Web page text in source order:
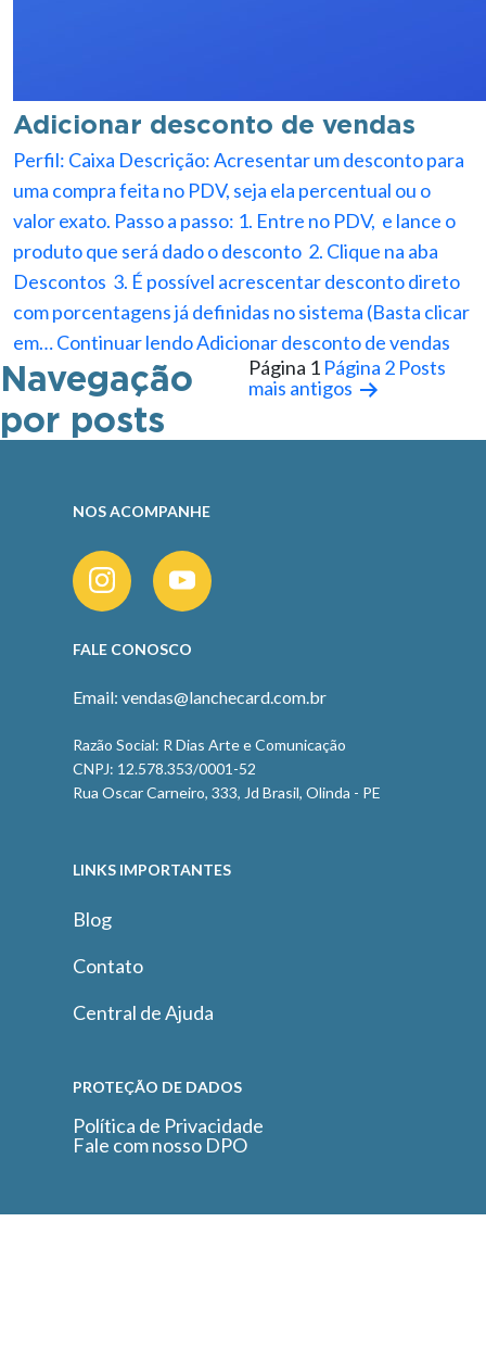
Adicionar desconto de vendas
Perfil: Caixa Descrição: Acresentar um desconto para
uma compra feita no PDV, seja ela percentual ou o
valor exato. Passo a passo: 1. Entre no PDV, e lance o
produto que será dado o desconto 2. Clique na aba
Descontos 3. É possível acrescentar desconto direto
com porcentagens já definidas no sistema (Basta clicar
em…Continuar lendoAdicionar desconto de vendas
Navegação
por posts
Página 1 Página 2 Posts
mais antigos
NOS ACOMPANHE
FALE CONOSCO
Email: vendas@lanchecard.com.br
Razão Social: R Dias Arte e Comunicação
CNPJ: 12.578.353/0001-52
Rua Oscar Carneiro, 333, Jd Brasil, Olinda - PE
LINKS IMPORTANTES
Blog
Contato
Central de Ajuda
PROTEÇÃO DE DADOS
Política de Privacidade
Fale com nosso DPO